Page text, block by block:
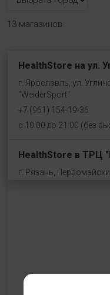
13 магазинов
HealthStore на ул.
г. Ярославль, ул.
"WeiderSport"
+7 (961) 154-19-36
с 10:00 до 21:00 (без
HealthStore в ТРЦ
г. Рязань,
HealthStore в ТРЦ
г. Ковров, ул.
магазина